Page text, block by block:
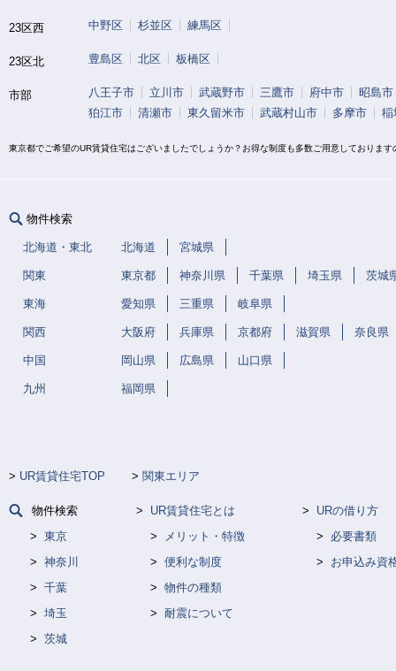
23区西 中野区 杉並区 練馬区
23区北 豊島区 北区 板橋区
市部 八王子市 立川市 武蔵野市 三鷹市 府中市
昭島市
狛江市
清瀬市 東久留米市 武蔵村山市 多摩市 稲
東京都でご希望のUR賃貸住宅はございましたでしょうか？お得な制度も多数ご用意しておりま
物件検索
北海道・東北 北海道 宮城県
関東 東京都 神奈川県 千葉県 埼玉県 茨城
東海 愛知県 三重県 岐阜県
関西 大阪府 兵庫県 京都府 滋賀県 奈良県
中国 岡山県 広島県 山口県
九州 福岡県
UR賃貸住宅TOP 関東エリア
物件検索
東京
神奈川
千葉
埼玉
茨城
UR賃貸住宅とは
メリット・特徴
便利な制度
物件の種類
耐震について
URの借り方
必要書類
お申込み資